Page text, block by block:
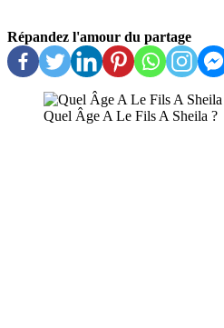
Répandez l'amour du partage
Quel Âge A Le Fils A Sheila ?